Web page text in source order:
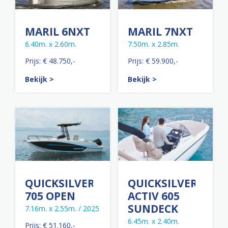
MARIL 6NXT
6.40m. x 2.60m.
Prijs: € 48.750,-
Bekijk >
MARIL 7NXT
7.50m. x 2.85m.
Prijs: € 59.900,-
Bekijk >
QUICKSILVER
705 OPEN
7.16m. x 2.55m. / 2025
Prijs: € 51.160,-
QUICKSILVER
ACTIV 605
SUNDECK
6.45m. x 2.40m.